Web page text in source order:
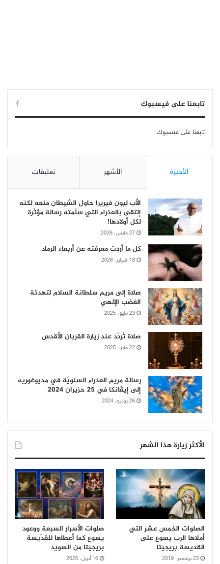
تابعنا على فيسبوك
تابعنا على فيسبوك
الأخيرة الأشهر تعليقات
الأب ليون فيريرا حاول الشيطان منعه لكنه
إلتقى بالعذراء التي سلّمته رسالة مؤثّرة
لكل أولادها!
27 مارس، 2026
كل ما أردت معرفته عن أربعاء الرماد
18 فبراير، 2026
صلاة إلى مريم سلطانة السلام لتهدئة
الغضب الإلهي
23 مايو، 2025
صلاة تُردّد عند زيارة القربان الأقدس
22 مايو، 2025
رسالة مريم العذراء السنويّة في مديوغوريه
إلى إيڤانكا في 25 حزيران 2024
26 يونيو، 2024
الأكثر زيارة هذا الشهر
الصلوات الخمس عشر التي
أملاها الرب يسوع على
القديسة بريجيتا
23 نوفمبر، 2019
صلوات الأسرار السبعة ووعود
يسوع كما أعطاها للقدّيسة
بريجيتا من السويد
16 أبريل، 2020